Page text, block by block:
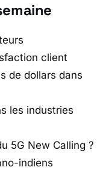
client
de dollars dans
les industries
5G New Calling ?
indiens